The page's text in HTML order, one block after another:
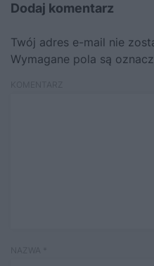
Dodaj komentarz
Twój adres e-mail nie
Wymagane pola są